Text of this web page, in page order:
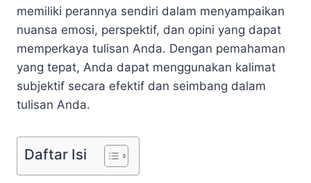
memiliki perannya sendiri dalam menyampaikan
nuansa emosi, perspektif, dan opini yang dapat
memperkaya tulisan Anda. Dengan pemahaman
yang tepat, Anda dapat menggunakan kalimat
subjektif secara efektif dan seimbang dalam
tulisan Anda.
Daftar Isi